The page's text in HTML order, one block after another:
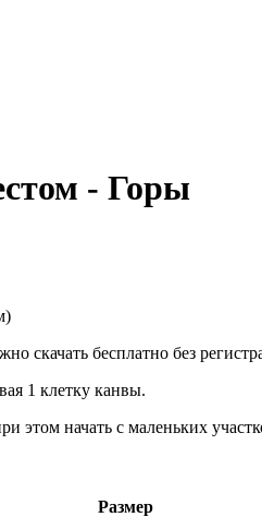
- Горы
скачать бесплатно без
1 клетку канвы.
начать с маленьких
Размер